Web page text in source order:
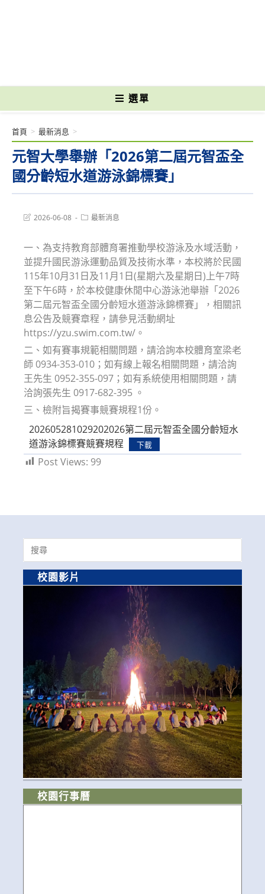
選單
元智大學舉辦「2026第二屆元智盃全
國分齡短水道游泳錦標賽」
首頁 > 最新消息 >
Post2026-06-08
Post最新消息
一、為支持教育部體育署推動學校游泳及水域活動，
並提升國民游泳運動品質及技術水準，本校將於民國
115年10月31日及11月1日(星期六及星期日)上午7時
至下午6時，於本校健康休閒中心游泳池舉辦「2026
第二屆元智盃全國分齡短水道游泳錦標賽」，相關訊
息公告及競賽章程，請參見活動網址
https://yzu.swim.com.tw/。
二、如有賽事規範相關問題，請洽詢本校體育室梁老
師 0934-353-010；如有線上報名相關問題，請洽詢
王先生 0952-355-097；如有系統使用相關問題，請
洽詢張先生 0917-682-395 。
三、檢附旨揭賽事競賽規程1份。
202605281029202026第二屆元智盃全國分齡短水
道游泳錦標賽競賽規程
下載
Post Views: 99
Search
for:
校園影片
校園行事曆